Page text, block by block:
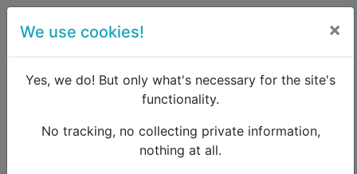
Forum New comments
We use cookies! ×
Yes, we do! But only what's necessary for the site's
functionality.
No tracking, no collecting private information,
nothing at all.